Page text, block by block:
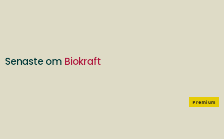
Senaste om Biokraft
Premium